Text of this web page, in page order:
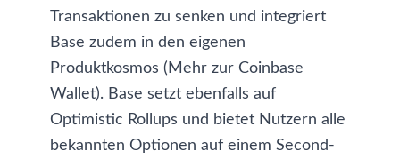
Transaktionen zu senken und integriert
Base zudem in den eigenen
Produktkosmos (Mehr zur Coinbase
Wallet). Base setzt ebenfalls auf
Optimistic Rollups und bietet Nutzern alle
bekannten Optionen auf einem Second-